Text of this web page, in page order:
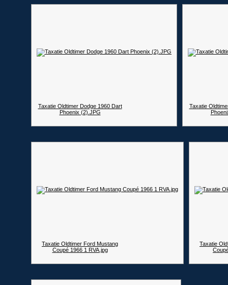
Taxatie Oldtimer Dodge 1960 Dart
Phoenix (2).JPG
Taxatie
Taxatie Oldtimer Ford Mustang
Coupé 1966 1 RVA.jpg
Taxatie